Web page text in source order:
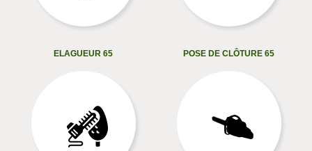
ELAGUEUR 65 POSE DE CLÔTURE 65